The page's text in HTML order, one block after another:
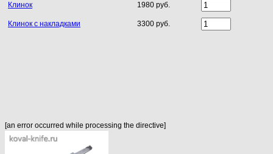
Клинок
1980 руб.
Клинок с накладками 3300 руб.
[an error occurred while processing the directive]